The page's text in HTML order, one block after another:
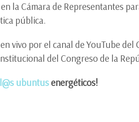
en la Cámara de Representantes
pública.
vivo por el canal de YouTube
del Congreso de la
l@s ubuntusenergéticos!